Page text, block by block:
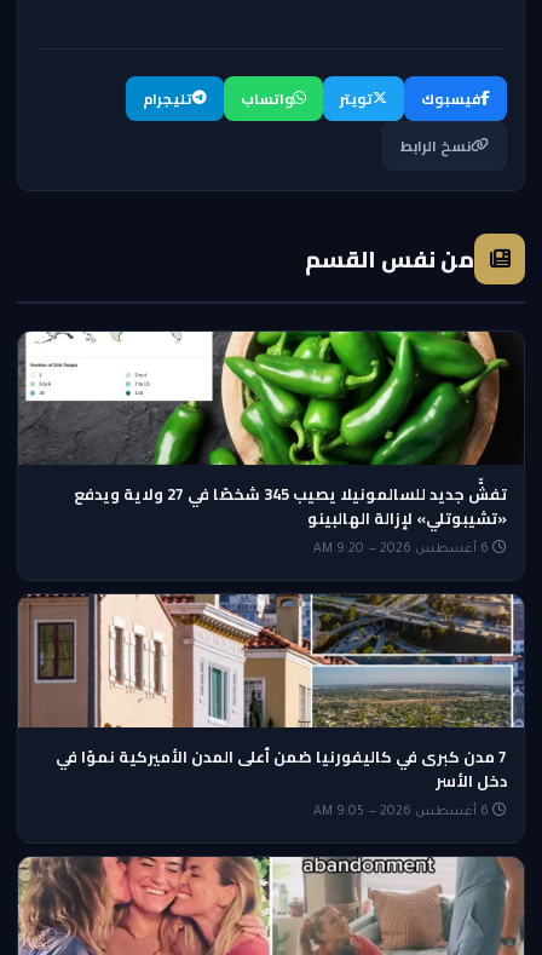
فيسبوك تويتر واتساب
تليجرام
نسخ الرابط
من نفس القسم
تفشٍّ جديد للسالمونيلا يصيب 345 شخصًا في 27 ولاية ويدفع
«تشيبوتلي» لإزالة الهالبينو
7 مدن كبرى في كاليفورنيا ضمن أعلى المدن الأميركية نموًا في
دخل الأسر